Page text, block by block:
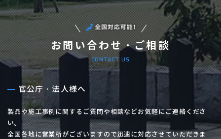
お問い合わせ・ご相談
CONTACT US
官公庁・法人様へ
製品や施工事例に関するご質問や相談などお気軽にご連絡くださ
い。
全国各地に営業所がございますので迅速に対応させていただきま